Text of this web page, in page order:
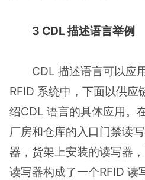
3 CDL 描述语言举例
CDL 描述语言可以应用
RFID 系统中，下面以供应
绍CDL 语言的具体应用。
厂房和仓库的入口门禁读
器，货架上安装的读写器
读写器构成了一个RFID 读